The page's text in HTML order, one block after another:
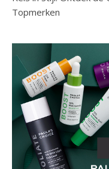
Topmerken